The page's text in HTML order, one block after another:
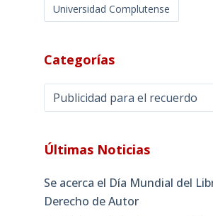
Universidad Complutense
Categorías
Categorías
Últimas Noticias
Se acerca el Día Mundial del
Derecho de Autor